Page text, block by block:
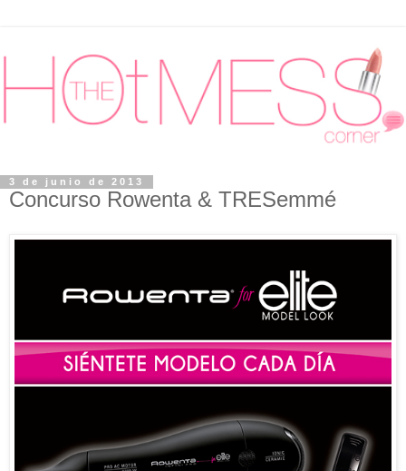
3 de junio de 2013
Concurso Rowenta & TRESemmé